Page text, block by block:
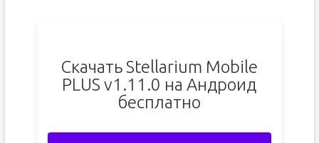
Скачать Stellarium Mobile
PLUS v1.11.0 на Андроид
бесплатно